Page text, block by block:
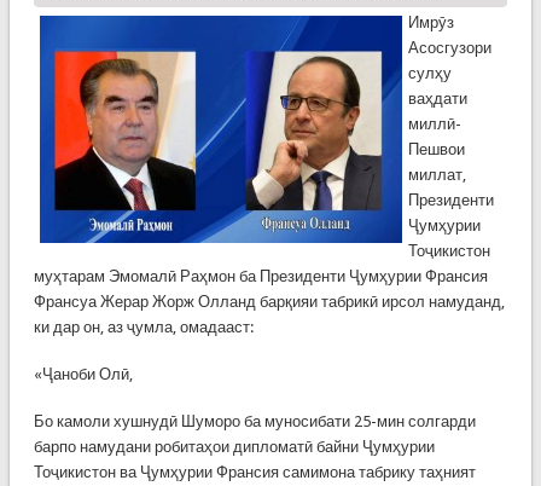
Имрӯз
Асосгузори
сулҳу
ваҳдати
миллӣ-
Пешвои
миллат,
Президенти
Ҷумҳурии
Тоҷикистон
муҳтарам Эмомалӣ Раҳмон ба Президенти Ҷумҳурии Франсия
Франсуа Жерар Жорж Олланд барқияи табрикӣ ирсол намуданд,
ки дар он, аз ҷумла, омадааст:
«Ҷаноби Олӣ,
Бо камоли хушнудӣ Шуморо ба муносибати 25-мин солгарди
барпо намудани робитаҳои дипломатӣ байни Ҷумҳурии
Тоҷикистон ва Ҷумҳурии Франсия самимона табрику таҳният